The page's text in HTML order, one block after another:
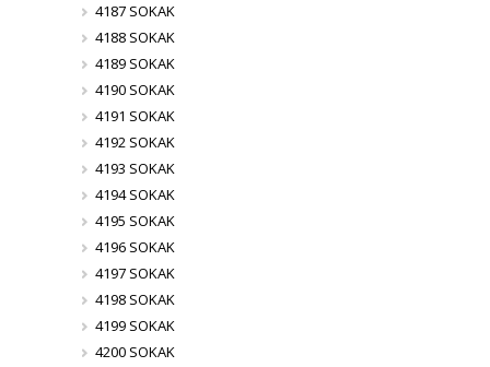
4187 SOKAK
4188 SOKAK
4189 SOKAK
4190 SOKAK
4191 SOKAK
4192 SOKAK
4193 SOKAK
4194 SOKAK
4195 SOKAK
4196 SOKAK
4197 SOKAK
4198 SOKAK
4199 SOKAK
4200 SOKAK